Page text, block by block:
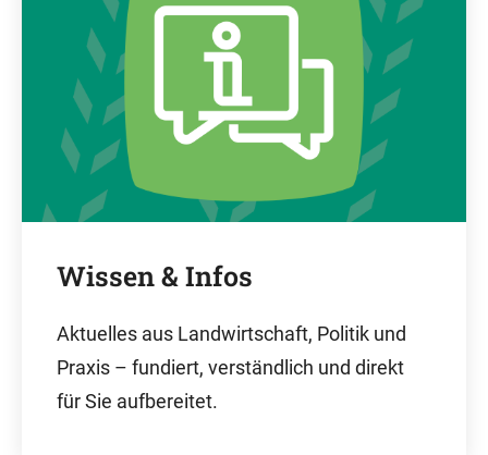
Wissen & Infos
Aktuelles aus Landwirtschaft, Politik und
Praxis – fundiert, verständlich und direkt
für Sie aufbereitet.